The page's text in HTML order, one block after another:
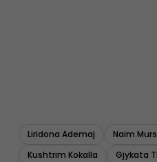
Liridona Ademaj Naim
Kushtrim Kokalla
Gjykata